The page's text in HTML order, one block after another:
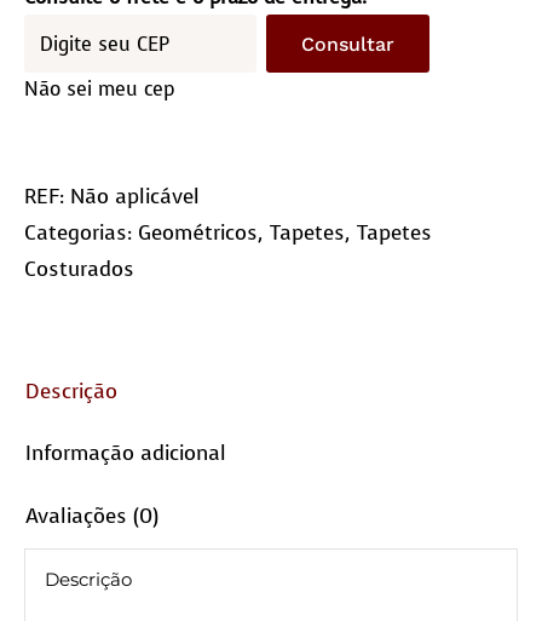
Consultar
Não sei meu cep
REF: Não aplicável
Categorias: Geométricos, Tapetes, Tapetes
Costurados
Descrição
Informação adicional
Avaliações (0)
Descrição